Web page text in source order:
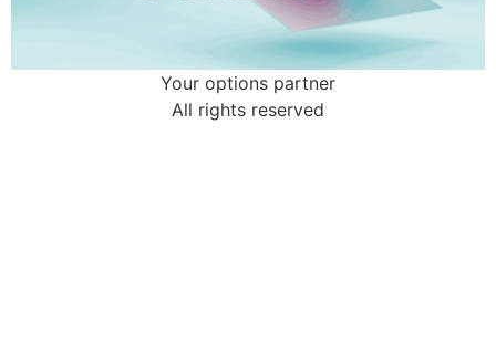
Your options partner
All rights reserved